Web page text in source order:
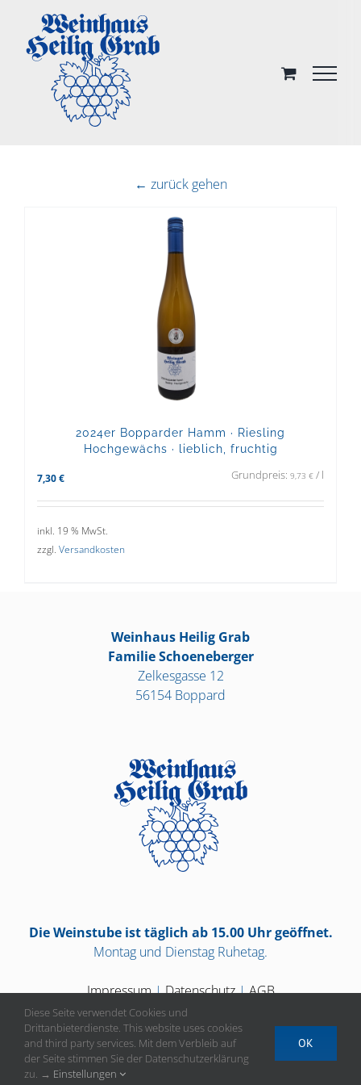
content
← zurück gehen
2024er Bopparder Hamm · Riesling
Hochgewächs · lieblich, fruchtig
7,30 € Grundpreis: 9,73 € / l
inkl. 19 % MwSt.
zzgl. Versandkosten
Weinhaus Heilig Grab
Familie Schoeneberger
Zelkesgasse 12
56154 Boppard
Die Weinstube ist täglich ab 15.00 Uhr geöffnet.
Montag und Dienstag Ruhetag.
Impressum|Datenschutz|AGB
Diese Seite verwendet Cookies und
Drittanbieterdienste. This website uses cookies
and third party services. Mit dem Verbleib auf
der Seite stimmen Sie der Datenschutzerklärung
zu. → Einstellungen
OK